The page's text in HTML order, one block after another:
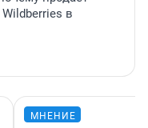
в
МНЕНИЕ